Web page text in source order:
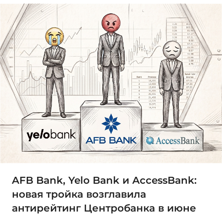
AFB Bank, Yelo Bank и AccessBank:
новая тройка возглавила
антирейтинг Центробанка в июне